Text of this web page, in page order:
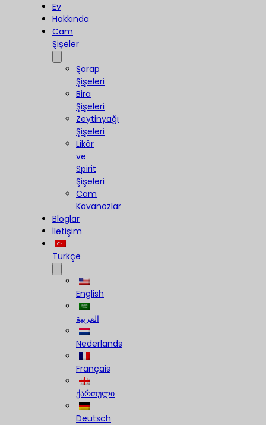
Ev
Hakkında
Cam
Şişeler
Şarap
Şişeleri
Bira
Şişeleri
Zeytinyağı
Şişeleri
Likör
ve
Spirit
Şişeleri
Cam
Kavanozlar
Bloglar
İletişim
Türkçe
English
العربية
Nederlands
Français
ქართული
Deutsch